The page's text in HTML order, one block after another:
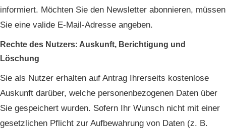
informiert. Möchten Sie den Newsletter abonnieren, müssen
Sie eine valide E-Mail-Adresse angeben.
Rechte des Nutzers: Auskunft, Berichtigung und
Löschung
Sie als Nutzer erhalten auf Antrag Ihrerseits kostenlose
Auskunft darüber, welche personenbezogenen Daten über
Sie gespeichert wurden. Sofern Ihr Wunsch nicht mit einer
gesetzlichen Pflicht zur Aufbewahrung von Daten (z. B.